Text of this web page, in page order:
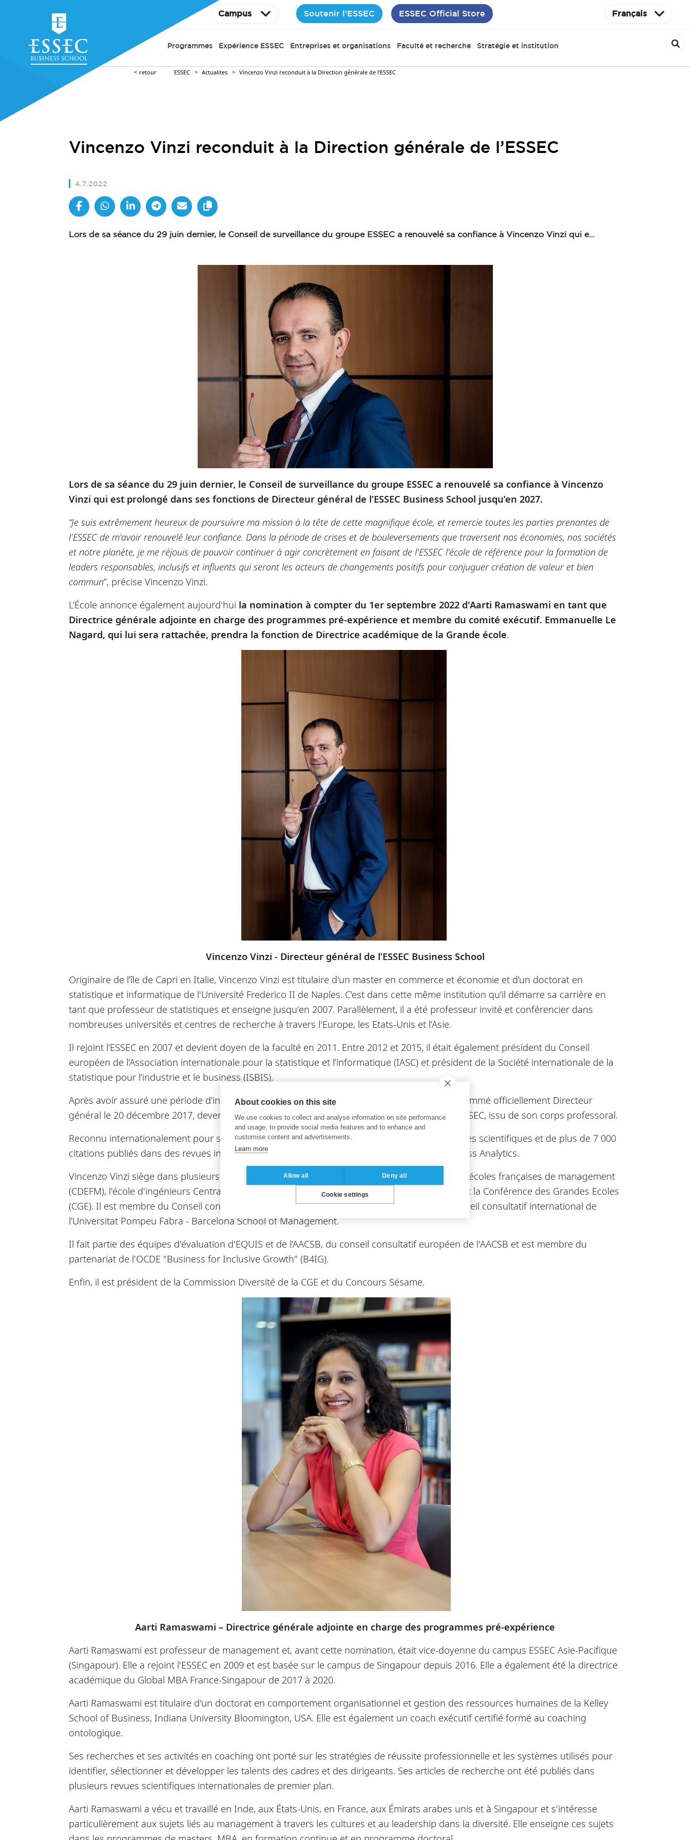
Campus Soutenir l'ESSEC ESSEC Official Store Français
Programmes Expérience ESSEC Entreprises et organisations Faculté et recherche Stratégie et institution
retour ESSEC Actualites Vincenzo Vinzi reconduit à la Direction générale de l’ESSEC
Vincenzo Vinzi reconduit à la Direction générale de l’ESSEC
4.7.2022
Lors de sa séance du 29 juin dernier, le Conseil de surveillance du groupe ESSEC a renouvelé sa confiance à Vincenzo Vinzi qui e…
Lors de sa séance du 29 juin dernier, le Conseil de surveillance du groupe ESSEC a renouvelé sa confiance à Vincenzo
Vinzi qui est prolongé dans ses fonctions de Directeur général de l’ESSEC Business School jusqu’en 2027.
“Je suis extrêmement heureux de poursuivre ma mission à la tête de cette magnifique école, et remercie toutes les parties prenantes de
l'ESSEC de m'avoir renouvelé leur confiance. Dans la période de crises et de bouleversements que traversent nos économies, nos sociétés
et notre planète, je me réjouis de pouvoir continuer à agir concrètement en faisant de l'ESSEC l'école de référence pour la formation de
leaders responsables, inclusifs et influents qui seront les acteurs de changements positifs pour conjuguer création de valeur et bien
commun”, précise Vincenzo Vinzi.
L’École annonce également aujourd'hui la nomination à compter du 1er septembre 2022 d'Aarti Ramaswami en tant que
Directrice générale adjointe en charge des programmes pré-expérience et membre du comité exécutif. Emmanuelle Le
Nagard, qui lui sera rattachée, prendra la fonction de Directrice académique de la Grande école.
Vincenzo Vinzi - Directeur général de l’ESSEC Business School
Originaire de l’île de Capri en Italie, Vincenzo Vinzi est titulaire d'un master en commerce et économie et d’un doctorat en
statistique et informatique de l'Université Frederico II de Naples. C’est dans cette même institution qu’il démarre sa carrière en
tant que professeur de statistiques et enseigne jusqu'en 2007. Parallèlement, il a été professeur invité et conférencier dans
nombreuses universités et centres de recherche à travers l'Europe, les Etats-Unis et l’Asie.
Il rejoint l’ESSEC en 2007 et devient doyen de la faculté en 2011. Entre 2012 et 2015, il était également président du Conseil
européen de l’Association internationale pour la statistique et l’informatique (IASC) et président de la Société internationale de la
statistique pour l’industrie et le business (ISBIS).
Après avoir assuré une période d’intérim à la direction de l’ESSEC depuis mai 2017, il en est nommé officiellement Directeur
général le 20 décembre 2017, devenant ainsi le premier Directeur général international de l’ESSEC, issu de son corps professoral.
Reconnu internationalement pour son expertise, Vincenzo Vinzi est l'auteur d'environ 80 articles scientifiques et de plus de 7 000
citations publiés dans des revues internationales sur des sujets allant du Big Data aux Business Analytics.
Vincenzo Vinzi siège dans plusieurs conseils d'administration : la Conférence des Directeurs d'écoles françaises de management
(CDEFM), l'école d'ingénieurs CentraleSupélec, l'Alliance Française de Paris (AFPIF), l’AmCham et la Conférence des Grandes Ecoles
(CGE). Il est membre du Conseil consultatif international de Solvay Business School et du Conseil consultatif international de
l’Universitat Pompeu Fabra - Barcelona School of Management.
Il fait partie des équipes d'évaluation d'EQUIS et de l’AACSB, du conseil consultatif européen de l'AACSB et est membre du
partenariat de l'OCDE "Business for Inclusive Growth" (B4IG).
Enfin, il est président de la Commission Diversité de la CGE et du Concours Sésame.
Aarti Ramaswami – Directrice générale adjointe en charge des programmes pré-expérience
Aarti Ramaswami est professeur de management et, avant cette nomination, était vice-doyenne du campus ESSEC Asie-Pacifique
(Singapour). Elle a rejoint l'ESSEC en 2009 et est basée sur le campus de Singapour depuis 2016. Elle a également été la directrice
académique du Global MBA France-Singapour de 2017 à 2020.
Aarti Ramaswami est titulaire d'un doctorat en comportement organisationnel et gestion des ressources humaines de la Kelley
School of Business, Indiana University Bloomington, USA. Elle est également un coach exécutif certifié formé au coaching
ontologique.
Ses recherches et ses activités en coaching ont porté sur les stratégies de réussite professionnelle et les systèmes utilisés pour
identifier, sélectionner et développer les talents des cadres et des dirigeants. Ses articles de recherche ont été publiés dans
plusieurs revues scientifiques internationales de premier plan.
Aarti Ramaswami a vécu et travaillé en Inde, aux États-Unis, en France, aux Émirats arabes unis et à Singapour et s'intéresse
particulièrement aux sujets liés au management à travers les cultures et au leadership dans la diversité. Elle enseigne ces sujets
About cookies on this site
We use cookies to collect and analyse information on site performance
and usage, to provide social media features and to enhance and
customise content and advertisements.
Learn more
Allow all Deny all
Cookie settings